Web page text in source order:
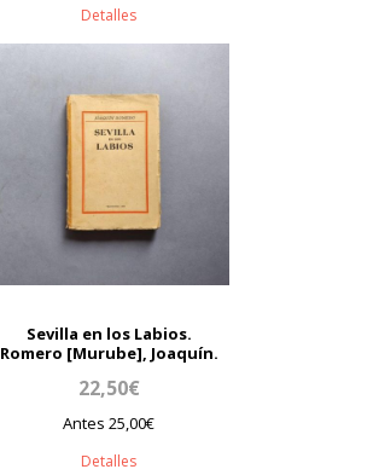
Detalles
Sevilla en los Labios.
Romero [Murube], Joaquín.
22,50€
Antes 25,00€
Detalles